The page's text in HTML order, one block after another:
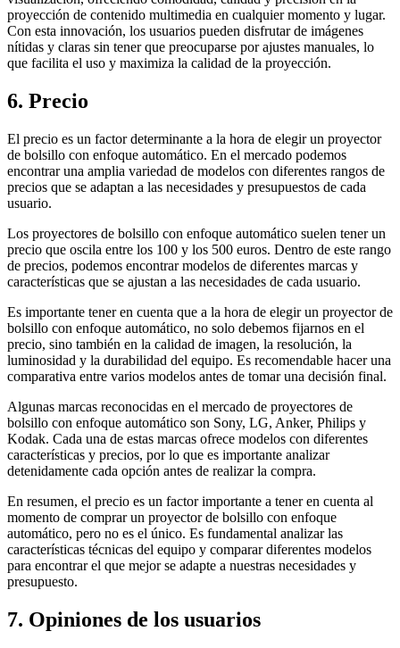
proyección de contenido multimedia en cualquier momento y lugar.
Con esta innovación, los usuarios pueden disfrutar de imágenes
nítidas y claras sin tener que preocuparse por ajustes manuales, lo
que facilita el uso y maximiza la calidad de la proyección.
6. Precio
El precio es un factor determinante a la hora de elegir un proyector
de bolsillo con enfoque automático. En el mercado podemos
encontrar una amplia variedad de modelos con diferentes rangos de
precios que se adaptan a las necesidades y presupuestos de cada
usuario.
Los proyectores de bolsillo con enfoque automático suelen tener un
precio que oscila entre los 100 y los 500 euros. Dentro de este rango
de precios, podemos encontrar modelos de diferentes marcas y
características que se ajustan a las necesidades de cada usuario.
Es importante tener en cuenta que a la hora de elegir un proyector de
bolsillo con enfoque automático, no solo debemos fijarnos en el
precio, sino también en la calidad de imagen, la resolución, la
luminosidad y la durabilidad del equipo. Es recomendable hacer una
comparativa entre varios modelos antes de tomar una decisión final.
Algunas marcas reconocidas en el mercado de proyectores de
bolsillo con enfoque automático son Sony, LG, Anker, Philips y
Kodak. Cada una de estas marcas ofrece modelos con diferentes
características y precios, por lo que es importante analizar
detenidamente cada opción antes de realizar la compra.
En resumen, el precio es un factor importante a tener en cuenta al
momento de comprar un proyector de bolsillo con enfoque
automático, pero no es el único. Es fundamental analizar las
características técnicas del equipo y comparar diferentes modelos
para encontrar el que mejor se adapte a nuestras necesidades y
presupuesto.
7. Opiniones de los usuarios